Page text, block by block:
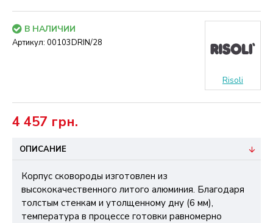
4 457 грн.
В НАЛИЧИИ
Артикул: 00103DRIN/28
Risoli
ОПИСАНИЕ
Корпус сковороды изготовлен из
высококачественного литого алюминия. Благодаря
толстым стенкам и утолщенному дну (6 мм),
температура в процессе готовки равномерно